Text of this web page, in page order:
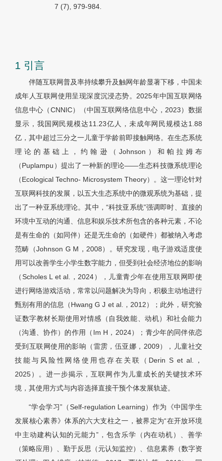
7 (7), 979-984.
1 引言
伴随互联网普及率持续攀升及触网年龄显著下移，中国未
成年人互联网使用呈现深度沉浸态势。2025年中国互联网络
信息中心（CNNIC）（中国互联网络信息中心，2023）数据
显示，我国网民规模达11.23亿人，未成年网民规模达1.88
亿，其中超过三分之一儿童于学龄前即接触网络。在生态系统
理论的基础上，约翰逊（Johnson）和帕拉姆布
（Puplampu）提出了一种新的理论——生态科技微系统理论
（Ecological Techno- Microsystem Theory）。这一理论针对
互联网科技的发展，以五大生态系统中的微观系统为基础，提
出了一种亚系统理论。其中，“科技亚系统”强调即时、直接的
环境中互动的沟通、信息和娱乐技术所包含的各种元素，不论
是有生命的（如同伴）还是无生命的（如硬件）都被纳入考虑
范畴（Johnson G M，2008）。研究发现，电子游戏适度使
用可以改善学生小学生数字能力，但受到社会经济地位的影响
（Scholes L et al.，2024），儿童青少年在使用互联网即使
进行网络游戏活动，常常以问题解决为导向，积极主动地进行
甄别有用的信息（Hwang G J et al.，2012）；此外，研究验
证数字教材长期使用对情感（自我效能、动机）和社会能力
（沟通、协作）的作用（Im H，2024）；青少年的同伴依恋
受到互联网使用的影响（雷雳，伍亚娜，2009），儿童社交
技能与风险性网络使用也存在关联（Derin S et al.，
2025）。进一步揭示，互联网作为儿童成长的关键技术环
境，其使用方式与内容选择直接干预个体发展轨迹。
“学会学习”（Self-regulation Learning）作为《中国学生
发展核心素养》体系的六大支柱之一，被界定为“在开放环境
中主动建构认知的元能力”，包含乐学（内在动机）、善学
（策略应用）、勤于反思（元认知监控）、信息素养（数字资